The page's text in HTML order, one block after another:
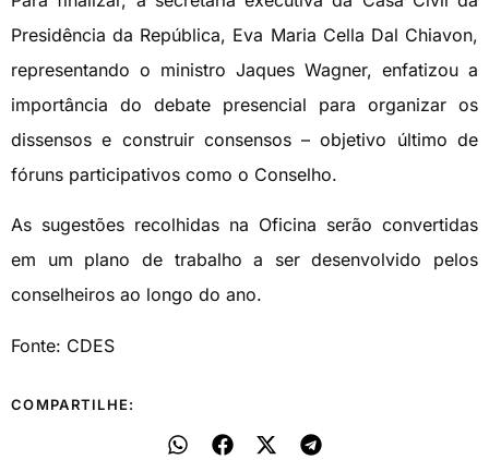
Presidência da República, Eva Maria Cella Dal Chiavon,
representando o ministro Jaques Wagner, enfatizou a
importância do debate presencial para organizar os
dissensos e construir consensos – objetivo último de
fóruns participativos como o Conselho.
As sugestões recolhidas na Oficina serão convertidas
em um plano de trabalho a ser desenvolvido pelos
conselheiros ao longo do ano.
Fonte: CDES
COMPARTILHE: